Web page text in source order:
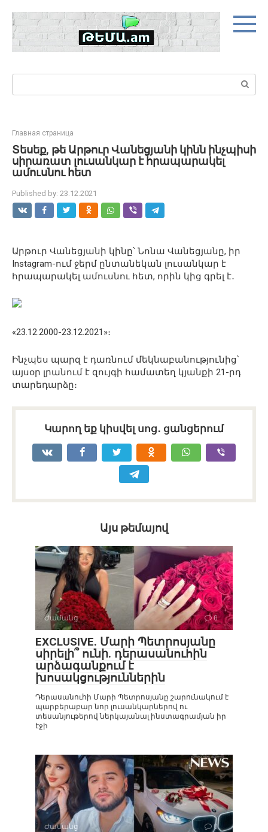
content
Search:
Главная страница
Տեսեք, թե Արթուր Վանեցյանի կինն ինչպիսի
սիրառատ լուսանկար է հրապարակել
ամուսնու հետ
Published by: 23.12.2021
Արթուր Վանեցյանի կինը՝ Նոնա Վանեցյանը, իր
Instagram-ում ջերմ ընտանեկան լուսանկար է
հրապարակել ամուսնու հետ, որին կից գրել է․
«23.12.2000-23.12.2021»։
Ինչպես պարզ է դառնում մեկնաբանությունից՝
այսօր լրանում է զույգի համատեղ կյանքի 21-րդ
տարեդարձը։
Կարող եք կիսվել սոց․ ցանցերում
Այս թեմայով
Ժամանց 0
EXCLUSIVE. Մարի Պետրոսյանը
սիրելի՞ ունի. դերասանուհին
արձագանքում է
խոսակցություններին
Դերասանուհի Մարի Պետրոսյանը շարունակում է
պարբերաբար նոր լուսանկարներով ու
տեսանյութերով ներկայանալ ինստագրամյան իր
էջի
Ժամանց 0